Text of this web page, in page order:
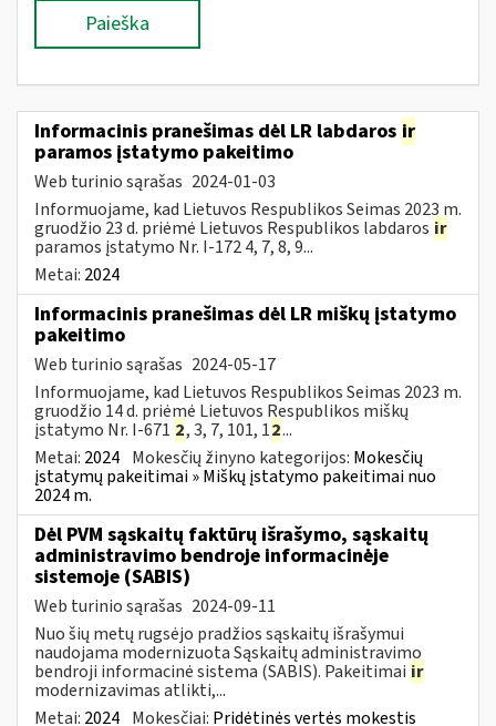
Paieška
Informacinis pranešimas dėl LR labdaros ir
paramos įstatymo pakeitimo
Web turinio sąrašas 2024-01-03
Informuojame, kad Lietuvos Respublikos Seimas 2023 m.
gruodžio 23 d. priėmė Lietuvos Respublikos labdaros ir
paramos įstatymo Nr. I-172 4, 7, 8, 9...
Metai: 2024
Informacinis pranešimas dėl LR miškų įstatymo
pakeitimo
Web turinio sąrašas 2024-05-17
Informuojame, kad Lietuvos Respublikos Seimas 2023 m.
gruodžio 14 d. priėmė Lietuvos Respublikos miškų
įstatymo Nr. I-671 2, 3, 7, 101, 12...
Metai: 2024 Mokesčių žinyno kategorijos: Mokesčių
įstatymų pakeitimai » Miškų įstatymo pakeitimai nuo
2024 m.
Dėl PVM sąskaitų faktūrų išrašymo, sąskaitų
administravimo bendroje informacinėje
sistemoje (SABIS)
Web turinio sąrašas 2024-09-11
Nuo šių metų rugsėjo pradžios sąskaitų išrašymui
naudojama modernizuota Sąskaitų administravimo
bendroji informacinė sistema (SABIS). Pakeitimai ir
modernizavimas atlikti,...
Metai: 2024 Mokesčiai: Pridėtinės vertės mokestis